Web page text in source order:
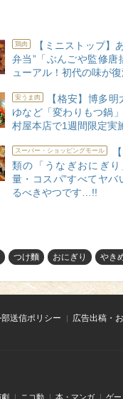
鶏肉
【ミニストップ】
弁当”「ぶんごや監修唐
ューアル！初代の味が
安うま肉
【格安】博多
ゆなど「変わりもつ鍋
村屋本店で1週間限定実
スーパー・ショッピングモール
類の「うなぎおにぎり
量・コスパ”すべてヤ
るべきやつです…!!
つけ麵 おにぎり やき
送信ポリシー
広告出稿・
ニコ動 本・マンガ ゲー